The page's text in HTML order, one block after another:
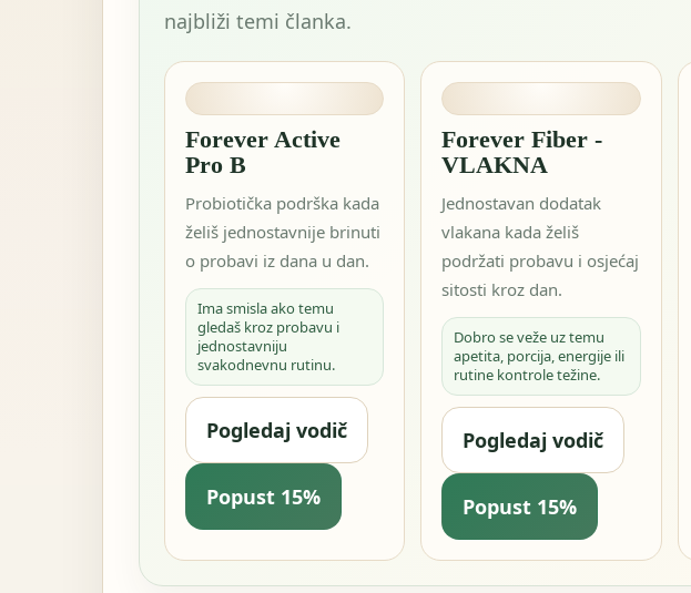
najbliži temi članka.
Forever Active
Pro B
Probiotička podrška kada
želiš jednostavnije brinuti
o probavi iz dana u dan.
Ima smisla ako temu
gledaš kroz probavu i
jednostavniju
svakodnevnu rutinu.
Pogledaj vodič
Popust 15%
Forever Fiber -
VLAKNA
Jednostavan dodatak
vlakana kada želiš
podržati probavu i osjećaj
sitosti kroz dan.
Dobro se veže uz temu
apetita, porcija, energije ili
rutine kontrole težine.
Pogledaj vodič
Popust 15%